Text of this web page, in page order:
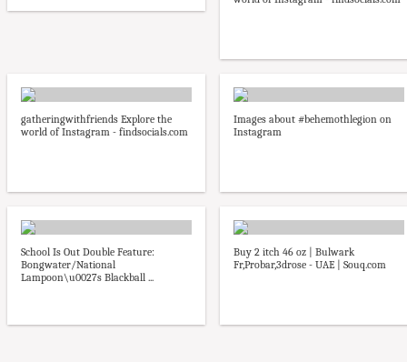
gatheringwithfriends Explore the
world of Instagram - findsocials.com
Images about #behemothlegion on
Instagram
School Is Out Double Feature:
Bongwater/National
Lampoon\u0027s Blackball ...
Buy 2 itch 46 oz | Bulwark
Fr,Probar,3drose - UAE | Souq.com